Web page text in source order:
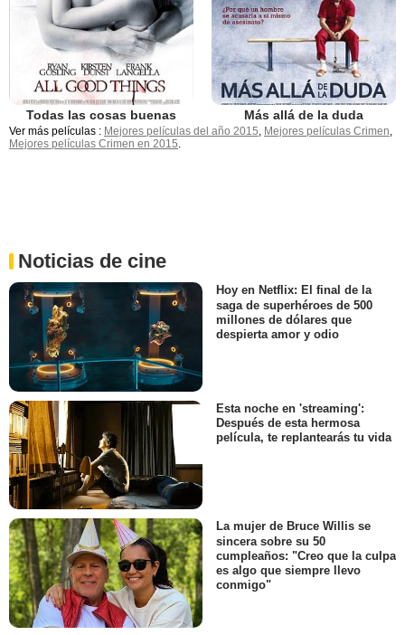
Todas las cosas buenas Más allá de la duda
Ver más películas : Mejores películas del año 2015, Mejores películas Crimen,
Mejores películas Crimen en 2015.
Noticias de cine
Hoy en Netflix: El final de la
saga de superhéroes de 500
millones de dólares que
despierta amor y odio
Esta noche en 'streaming':
Después de esta hermosa
película, te replantearás tu vida
La mujer de Bruce Willis se
sincera sobre su 50
cumpleaños: "Creo que la culpa
es algo que siempre llevo
conmigo"